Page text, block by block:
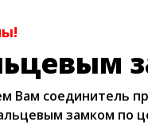
Вам соединитель
замком по